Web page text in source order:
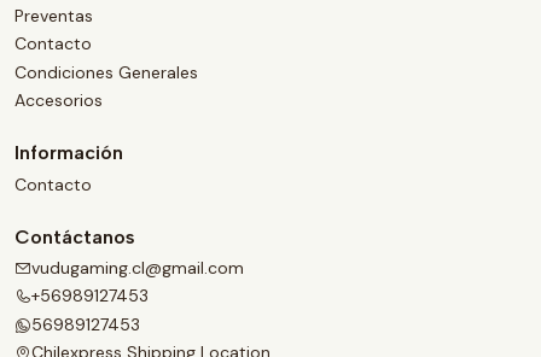
Preventas
Contacto
Condiciones Generales
Accesorios
Información
Contacto
Contáctanos
vudugaming.cl@gmail.com
+56989127453
56989127453
Chilexpress Shipping Location